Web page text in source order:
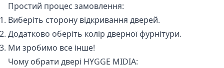
Простий процес замовлення:
Виберіть сторону відкривання дверей.
Додатково оберіть колір дверної фурнітури.
Ми зробимо все інше!
Чому обрати двері HYGGE MIDIA: